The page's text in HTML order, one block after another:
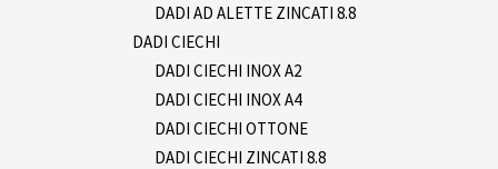
DADI AD ALETTE ZINCATI 8.8
DADI CIECHI
DADI CIECHI INOX A2
DADI CIECHI INOX A4
DADI CIECHI OTTONE
DADI CIECHI ZINCATI 8.8